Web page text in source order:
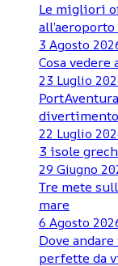
Le migliori
3 Agosto
Cosa
23 Luglio
22 Luglio
3 isole
29 Giugno
Tre mete
mare
6 Agosto
Dove
perfette da